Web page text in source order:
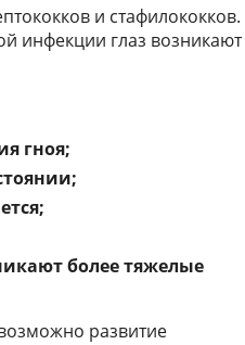
и стафилококков.
инфекции глаз возникают
гноя;
более тяжелые
развитие